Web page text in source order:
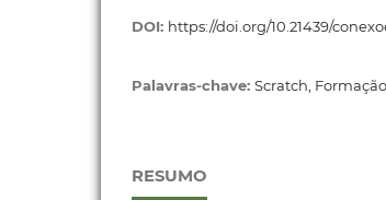
DOI: https://doi.org/10.21439/
Palavras-chave: Scratch,
RESUMO